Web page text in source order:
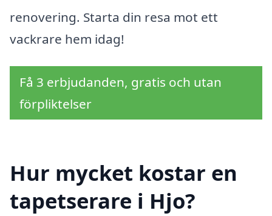
renovering. Starta din resa mot ett
vackrare hem idag!
Få 3 erbjudanden, gratis och utan
förpliktelser
Hur mycket kostar en
tapetserare i Hjo?